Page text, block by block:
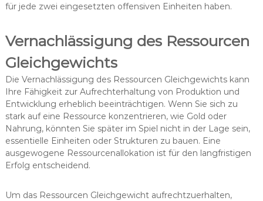
für jede zwei eingesetzten offensiven Einheiten haben.
Vernachlässigung des Ressourcen
Gleichgewichts
Die Vernachlässigung des Ressourcen Gleichgewichts kann
Ihre Fähigkeit zur Aufrechterhaltung von Produktion und
Entwicklung erheblich beeinträchtigen. Wenn Sie sich zu
stark auf eine Ressource konzentrieren, wie Gold oder
Nahrung, könnten Sie später im Spiel nicht in der Lage sein,
essentielle Einheiten oder Strukturen zu bauen. Eine
ausgewogene Ressourcenallokation ist für den langfristigen
Erfolg entscheidend.
Um das Ressourcen Gleichgewicht aufrechtzuerhalten,